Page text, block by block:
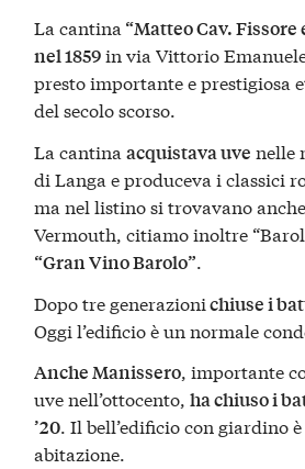
La cantina “Matteo Cav.
nel 1859in via Vittorio
presto importante e prestigiosa
del secolo scorso.
La cantinaacquistava uve nelle
di Langa e produceva i classici
ma nel listino si trovavano
Vermouth, citiamo inoltre
“Gran Vino Barolo”.
Dopo tre generazionichiuse i
Oggi l’edificio è un normale
Anche Manissero, importante
uve nell’ottocento,ha chiuso i
’20. Il bell’edificio con giardino
abitazione.